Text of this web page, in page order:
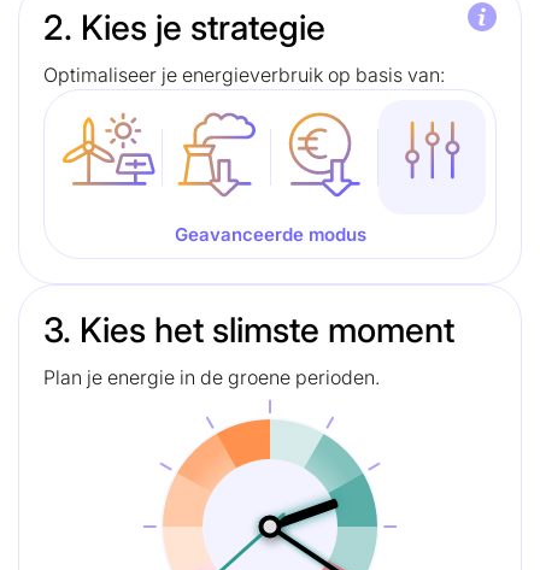
2. Kies je strategie
Optimaliseer je energieverbruik op basis van:
Geavanceerde modus
3. Kies het slimste moment
Plan je energie in de groene perioden.